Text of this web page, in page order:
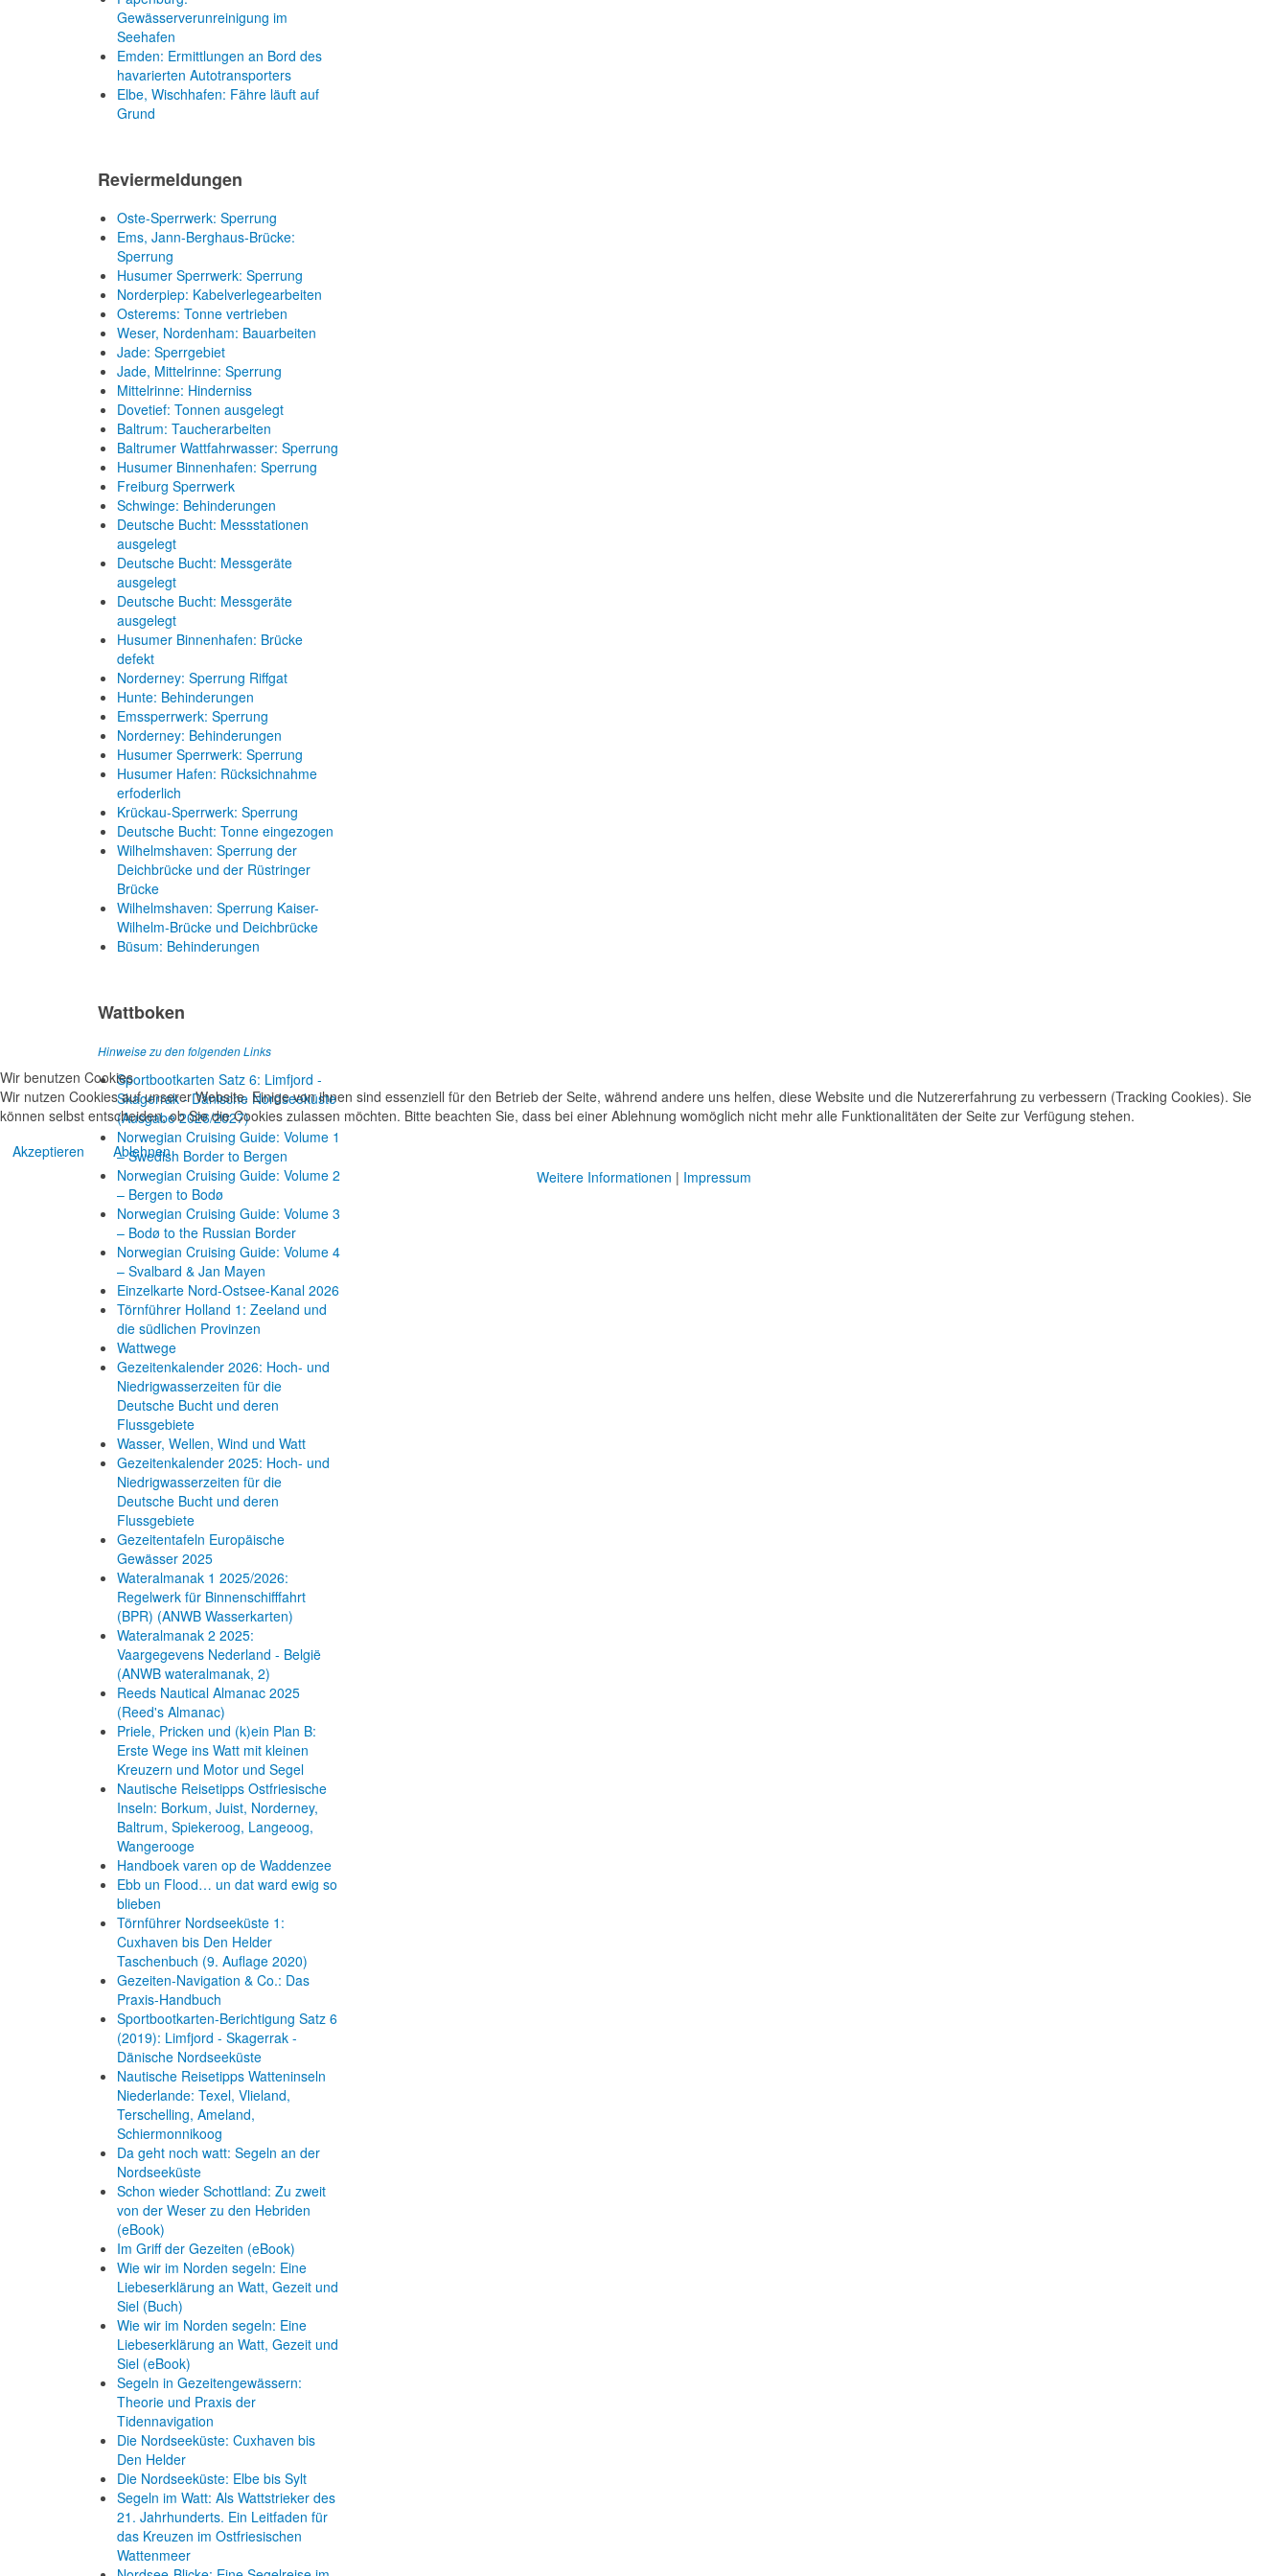
Gewässerverunreinigung im
Seehafen
Emden: Ermittlungen an Bord des
havarierten Autotransporters
Elbe, Wischhafen: Fähre läuft auf
Grund
Reviermeldungen
Oste-Sperrwerk: Sperrung
Ems, Jann-Berghaus-Brücke:
Sperrung
Husumer Sperrwerk: Sperrung
Norderpiep: Kabelverlegearbeiten
Osterems: Tonne vertrieben
Weser, Nordenham: Bauarbeiten
Jade: Sperrgebiet
Jade, Mittelrinne: Sperrung
Mittelrinne: Hinderniss
Dovetief: Tonnen ausgelegt
Baltrum: Taucherarbeiten
Baltrumer Wattfahrwasser: Sperrung
Husumer Binnenhafen: Sperrung
Freiburg Sperrwerk
Schwinge: Behinderungen
Deutsche Bucht: Messstationen
ausgelegt
Deutsche Bucht: Messgeräte
ausgelegt
Deutsche Bucht: Messgeräte
ausgelegt
Husumer Binnenhafen: Brücke
defekt
Norderney: Sperrung Riffgat
Hunte: Behinderungen
Emssperrwerk: Sperrung
Norderney: Behinderungen
Husumer Sperrwerk: Sperrung
Husumer Hafen: Rücksichnahme
erfoderlich
Krückau-Sperrwerk: Sperrung
Deutsche Bucht: Tonne eingezogen
Wilhelmshaven: Sperrung der
Deichbrücke und der Rüstringer
Brücke
Wilhelmshaven: Sperrung Kaiser-
Wilhelm-Brücke und Deichbrücke
Büsum: Behinderungen
Wattboken
Hinweise zu den folgenden Links
Sportbootkarten Satz 6: Limfjord -
Skagerrak - Dänische Nordseeküste
(Ausgabe 2026/2027)
Norwegian Cruising Guide: Volume 1
– Swedish Border to Bergen
Norwegian Cruising Guide: Volume 2
– Bergen to Bodø
Norwegian Cruising Guide: Volume 3
– Bodø to the Russian Border
Norwegian Cruising Guide: Volume 4
– Svalbard & Jan Mayen
Einzelkarte Nord-Ostsee-Kanal 2026
Törnführer Holland 1: Zeeland und
die südlichen Provinzen
Wattwege
Gezeitenkalender 2026: Hoch- und
Niedrigwasserzeiten für die
Deutsche Bucht und deren
Flussgebiete
Wasser, Wellen, Wind und Watt
Gezeitenkalender 2025: Hoch- und
Niedrigwasserzeiten für die
Deutsche Bucht und deren
Flussgebiete
Gezeitentafeln Europäische
Gewässer 2025
Wateralmanak 1 2025/2026:
Regelwerk für Binnenschifffahrt
(BPR) (ANWB Wasserkarten)
Wateralmanak 2 2025:
Vaargegevens Nederland - België
(ANWB wateralmanak, 2)
Reeds Nautical Almanac 2025
(Reed's Almanac)
Priele, Pricken und (k)ein Plan B:
Erste Wege ins Watt mit kleinen
Kreuzern und Motor und Segel
Nautische Reisetipps Ostfriesische
Inseln: Borkum, Juist, Norderney,
Baltrum, Spiekeroog, Langeoog,
Wangerooge
Handboek varen op de Waddenzee
Ebb un Flood… un dat ward ewig so
blieben
Törnführer Nordseeküste 1:
Cuxhaven bis Den Helder
Taschenbuch (9. Auflage 2020)
Gezeiten-Navigation & Co.: Das
Praxis-Handbuch
Sportbootkarten-Berichtigung Satz 6
(2019): Limfjord - Skagerrak -
Dänische Nordseeküste
Nautische Reisetipps Watteninseln
Niederlande: Texel, Vlieland,
Terschelling, Ameland,
Schiermonnikoog
Da geht noch watt: Segeln an der
Nordseeküste
Schon wieder Schottland: Zu zweit
von der Weser zu den Hebriden
(eBook)
Im Griff der Gezeiten (eBook)
Wie wir im Norden segeln: Eine
Liebeserklärung an Watt, Gezeit und
Siel (Buch)
Wie wir im Norden segeln: Eine
Liebeserklärung an Watt, Gezeit und
Siel (eBook)
Segeln in Gezeitengewässern:
Theorie und Praxis der
Tidennavigation
Die Nordseeküste: Cuxhaven bis
Den Helder
Die Nordseeküste: Elbe bis Sylt
Segeln im Watt: Als Wattstrieker des
21. Jahrhunderts. Ein Leitfaden für
das Kreuzen im Ostfriesischen
Wattenmeer
Wir benutzen Cookies
Wir nutzen Cookies auf unserer Website. Einige von ihnen sind essenziell für den Betrieb der Seite, während andere uns helfen, diese Website und die Nutzererfahrung zu verbessern (Tracking Cookies). Sie
können selbst entscheiden, ob Sie die Cookies zulassen möchten. Bitte beachten Sie, dass bei einer Ablehnung womöglich nicht mehr alle Funktionalitäten der Seite zur Verfügung stehen.
Akzeptieren
Ablehnen
Weitere Informationen | Impressum